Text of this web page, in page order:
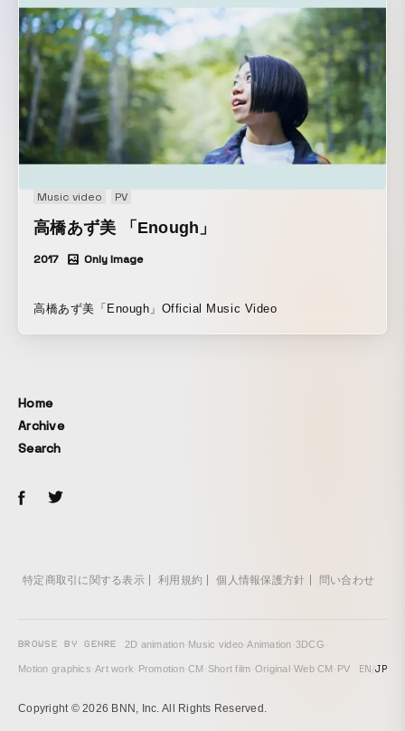
Music video PV
高橋あず美 「Enough」
2017 Only Image
高橋あず美「Enough」Official Music Video
Home
Archive
Search
特定商取引に関する表示 利用規約 個人情報保護方針 問い合わせ
BROWSE BY GENRE 2D animation· Music video·Animation·3DCG·
Motion graphics·Art work· Promotion·CM · Short film·Original ·Web CM · PV EN/JP
Copyright © 2026 BNN, Inc. All Rights Reserved.